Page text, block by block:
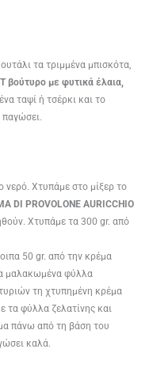
τα τριμμένα μπισκότα,
βούτυρο με φυτικά έλαια,
ταψί ή τσέρκι και το
παγώσει.
νερό. Χτυπάμε στο μίξερ το
DI PROVOLONE AURICCHIO
Χτυπάμε τα 300 gr. από
50 gr. από την κρέμα
μαλακωμένα φύλλα
τη χτυπημένη κρέμα
τα φύλλα ζελατίνης και
πάνω από τη βάση του
καλά.